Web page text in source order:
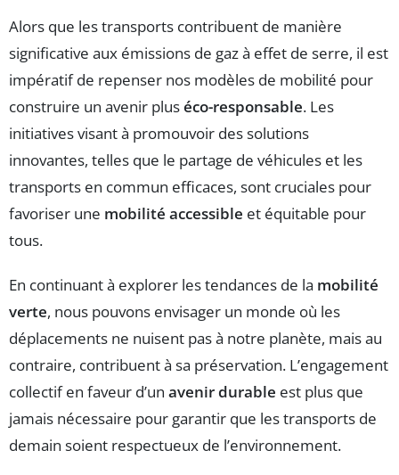
Alors que les transports contribuent de manière
significative aux émissions de gaz à effet de serre, il est
impératif de repenser nos modèles de mobilité pour
construire un avenir pluséco-responsable. Les
initiatives visant à promouvoir des solutions
innovantes, telles que le partage de véhicules et les
transports en commun efficaces, sont cruciales pour
favoriser une mobilité accessible et équitable pour
tous.
En continuant à explorer les tendances de la mobilité
verte, nous pouvons envisager un monde où les
déplacements ne nuisent pas à notre planète, mais au
contraire, contribuent à sa préservation. L’engagement
collectif en faveur d’un avenir durable est plus que
jamais nécessaire pour garantir que les transports de
demain soient respectueux de l’environnement.